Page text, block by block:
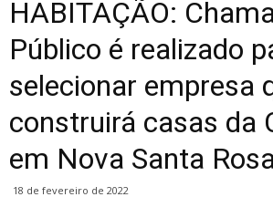
HABITAÇÃO:
Público é realizado
selecionar empresa
construirá casas da
em Nova Santa
18 de fevereiro de 2022